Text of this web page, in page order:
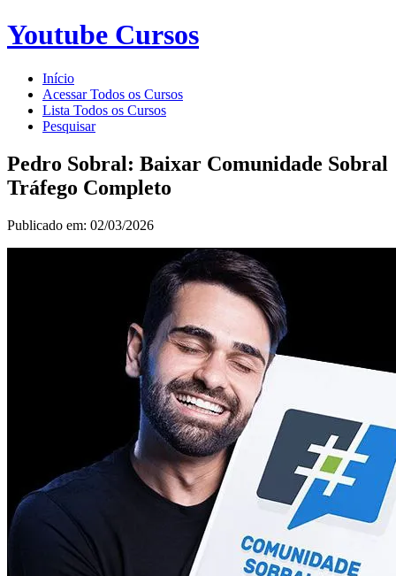
Youtube Cursos
Início
Acessar Todos os Cursos
Lista Todos os Cursos
Pesquisar
Pedro Sobral: Baixar Comunidade Sobral
Tráfego Completo
Publicado em: 02/03/2026